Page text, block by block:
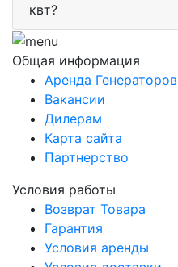
квт?
Общая информация
Аренда Генераторов
Вакансии
Дилерам
Карта сайта
Партнерство
Условия работы
Возврат Товара
Гарантия
Условия аренды